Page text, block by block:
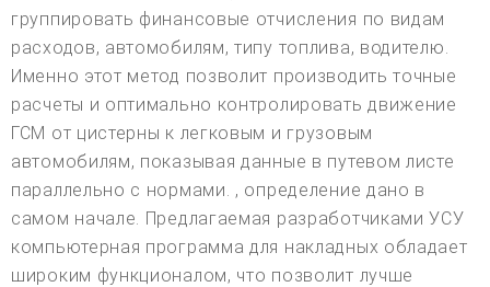
группировать финансовые отчисления по видам
расходов, автомобилям, типу топлива, водителю.
Именно этот метод позволит производить точные
расчеты и оптимально контролировать движение
ГСМ от цистерны к легковым и грузовым
автомобилям, показывая данные в путевом листе
параллельно с нормами. , определение дано в
самом начале. Предлагаемая разработчиками УСУ
компьютерная программа для накладных обладает
широким функционалом, что позволит лучше